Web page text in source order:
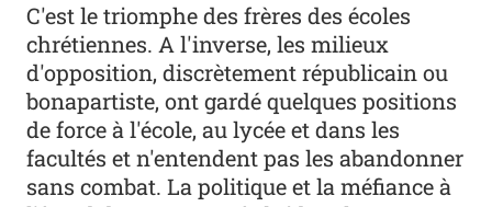
C'est le triomphe des frères des écoles
chrétiennes. A l'inverse, les milieux
d'opposition, discrètement républicain ou
bonapartiste, ont gardé quelques positions
de force à l'école, au lycée et dans les
facultés et n'entendent pas les abandonner
sans combat. La politique et la méfiance à